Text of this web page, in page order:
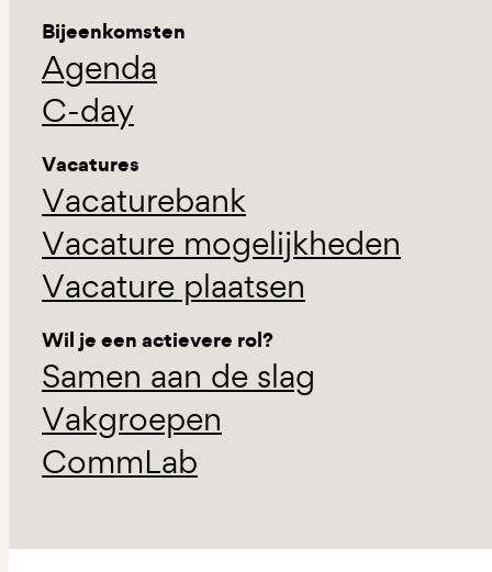
Bijeenkomsten
Agenda
C-day
Vacatures
Vacaturebank
Vacature mogelijkheden
Vacature plaatsen
Wil je een actievere rol?
Samen aan de slag
Vakgroepen
CommLab